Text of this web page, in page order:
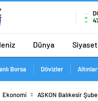
Dünya Siyaset
Borsa Dövizler Altınlar
Ekonomi ASKON Balıkesir